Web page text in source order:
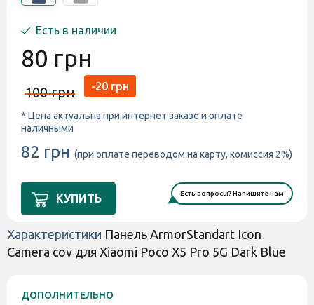
Есть в наличии
80 грн
100 грн -20 грн
* Цена актуальна при интернет заказе и оплате
наличными
82 грн (при оплате переводом на карту, комиссия 2%)
КУПИТЬ Есть вопросы? Напишите нам
Характеристики Панель ArmorStandart Icon
Camera cov для Xiaomi Poco X5 Pro 5G Dark Blue
ДОПОЛНИТЕЛЬНО